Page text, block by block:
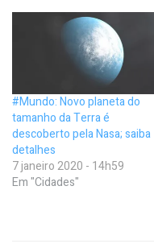
#Mundo: Novo planeta do
tamanho da Terra é
descoberto pela Nasa; saiba
detalhes
7 janeiro 2020 - 14h59
Em "Cidades"